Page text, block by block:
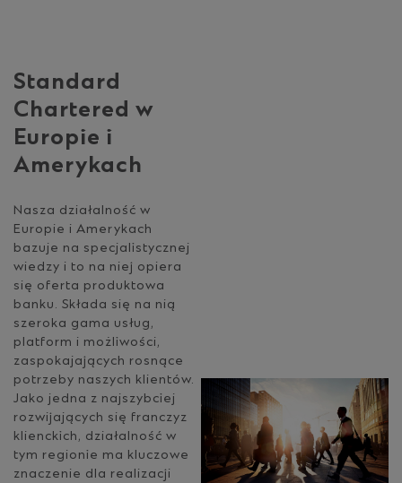
Standard
Chartered w
Europie i
Amerykach
Nasza działalność w
Europie i Amerykach
bazuje na specjalistycznej
wiedzy i to na niej opiera
się oferta produktowa
banku. Składa się na nią
szeroka gama usług,
platform i możliwości,
zaspokajających rosnące
potrzeby naszych klientów.
Jako jedna z najszybciej
rozwijających się franczyz
klienckich, działalność w
tym regionie ma kluczowe
znaczenie dla realizacji